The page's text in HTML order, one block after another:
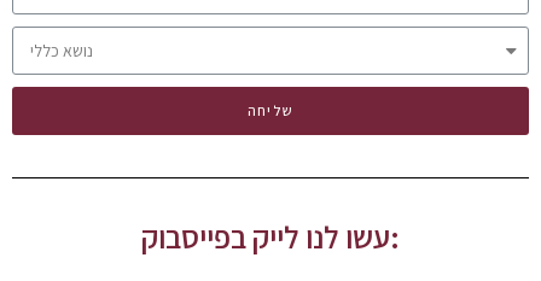
שליחה
עשו לנו לייק בפייסבוק: